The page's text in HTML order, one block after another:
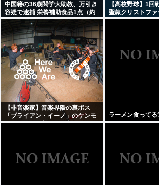
中国籍の36歳関学大助教、万引き
容疑で逮捕 栄養補助食品1点（約
6400円相当）
【高校野球】1回
聖隷クリストフ
木102球無四球完
【非音楽家】音楽界隈の裏ボス
「ブライアン・イーノ」のケンモ
メンがお気に入りの仕事は何？
ラーメン食ってる